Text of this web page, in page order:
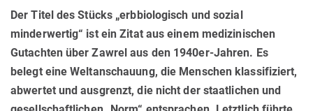
Der Titel des Stücks „erbbiologisch und sozial
minderwertig“ ist ein Zitat aus einem medizinischen
Gutachten über Zawrel aus den 1940er-Jahren. Es
belegt eine Weltanschauung, die Menschen klassifiziert,
abwertet und ausgrenzt, die nicht der staatlichen und